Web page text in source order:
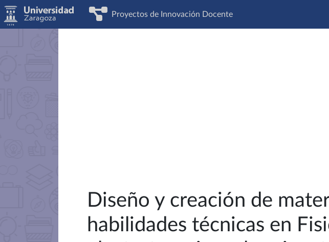
Proyectos de Innovación Docente
Diseño y creación de
habilidades técnicas en